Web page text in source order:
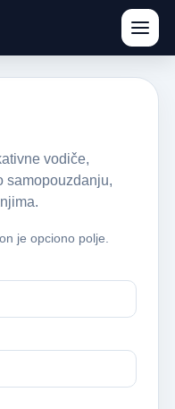
vodiče,
samopouzdanju,
je opciono polje.